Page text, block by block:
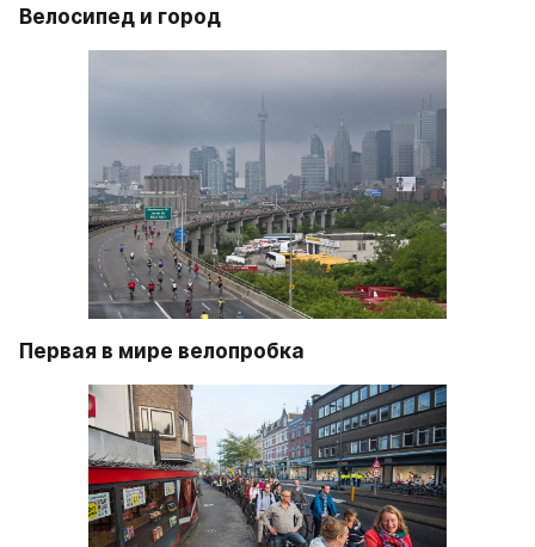
Велосипед и город
Первая в мире велопробка